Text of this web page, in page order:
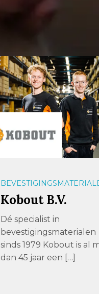
Kobout B.V.
Dé specialist in
bevestigingsmaterialen
sinds 1979 Kobout is al
dan 45 jaar een […]